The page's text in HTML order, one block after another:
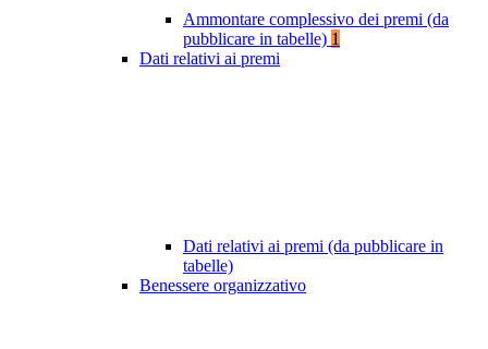
Ammontare complessivo dei premi (da
pubblicare in tabelle) 1
Dati relativi ai premi
Dati relativi ai premi (da pubblicare in
tabelle)
Benessere organizzativo